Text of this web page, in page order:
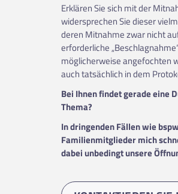
Erklären Sie sich mit der
widersprechen Sie dieser
deren Mitnahme zwar nicht
erforderliche
möglicherweise angefochten
auch tatsächlich in dem
Bei Ihnen findet gerade eine
Thema?
In dringenden Fällen wie
Familienmitglieder mich
dabei unbedingt unsere